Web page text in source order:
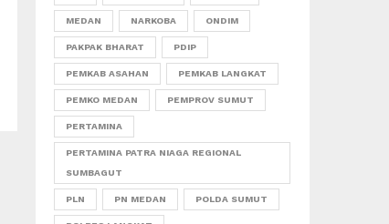
MEDAN NARKOBA ONDIM
PAKPAK BHARAT PDIP
PEMKAB ASAHAN PEMKAB LANGKAT
PEMKO MEDAN PEMPROV SUMUT
PERTAMINA
PERTAMINA PATRA NIAGA REGIONAL
SUMBAGUT
PLN PN MEDAN POLDA SUMUT